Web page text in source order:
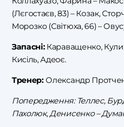
(Лєгостаєв, 83) – Козак,
Морозко (Світюха, 66) –
Запасні:Караващенко,
Кисіль, Адеоє.
Тренер: Олександр
Попередження: Теллес,
Пахолюк, Денисенко –